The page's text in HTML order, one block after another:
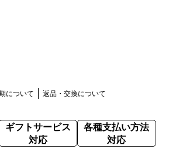
について 返品・交換について
ギフトサービス
対応
各種支払い方法
対応